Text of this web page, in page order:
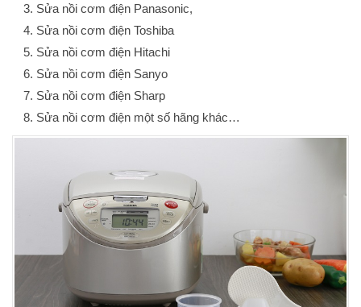
Sửa nồi cơm điện Panasonic,
Sửa nồi cơm điện Toshiba
Sửa nồi cơm điện Hitachi
Sửa nồi cơm điện Sanyo
Sửa nồi cơm điện Sharp
Sửa nồi cơm điện một số hãng khác…